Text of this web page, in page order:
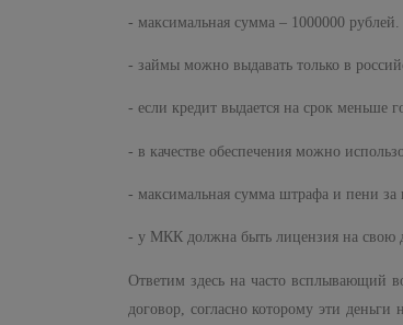
- максимальная сумма – 1000000 рублей.
- займы можно выдавать только в
- если кредит выдается на срок меньше
- в качестве обеспечения можно
- максимальная сумма штрафа и пени за
- у МКК должна быть лицензия на свою
Ответим здесь на часто всплывающий
договор, согласно которому эти